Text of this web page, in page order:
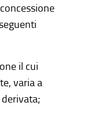
il cui
varia a